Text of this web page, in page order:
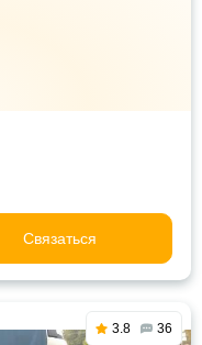
Связаться
3.8 36